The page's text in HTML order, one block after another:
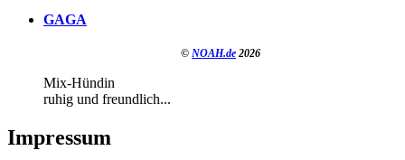
GAGA
© NOAH.de 2026
Mix-Hündin
ruhig und freundlich...
Impressum